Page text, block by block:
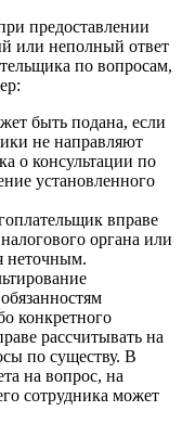
предоставлении
или неполный ответ
по вопросам,
быть подана, если
не направляют
о консультации по
установленного
вправе
органа или
неточным.
конкретного
рассчитывать на
по существу. В
на вопрос, на
сотрудника может